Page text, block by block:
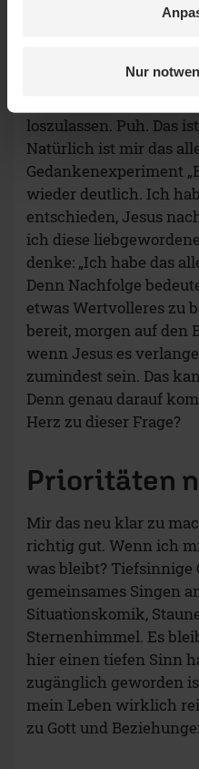
Nur
loszulassen. Puh. Das
Natürlich ist mir das
Gedankenexperiment
wieder deutlich. Ich
entschieden, Jesus
ich diese
denke: „Ich habe das
Denn Nachfolge
etwas Wertvolleres zu
bereit, morgen auf den
wenn Jesus es
zumindest sein. Das
Denn genau darauf
Herz zu dieser Frage?
Prioritäten
Mir das neu klar zu
richtig gut. Wenn ich
was bleibt? Tiefsinnige
gemeinsames Singen
Situationskomik,
Sternenhimmel. Es
hier einen tiefen Sinn
zugänglich geworden
mein Leben wirklich
zu Gott und